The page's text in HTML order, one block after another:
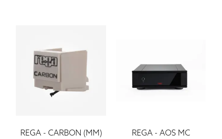
REGA- CARBON (MM) REGA- AOS MC